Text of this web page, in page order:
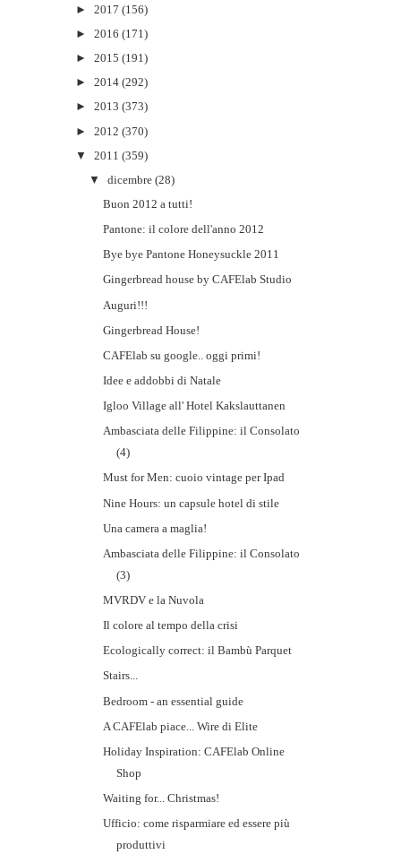
► 2017 (156)
► 2016 (171)
► 2015 (191)
► 2014 (292)
► 2013 (373)
► 2012 (370)
▼
2011 (359)
▼
dicembre (28)
Buon 2012 a tutti!
Pantone: il colore dell'anno 2012
Bye bye Pantone Honeysuckle 2011
Gingerbread house by CAFElab Studio
Auguri!!!
Gingerbread House!
CAFElab su google.. oggi primi!
Idee e addobbi di Natale
Igloo Village all' Hotel Kakslauttanen
Ambasciata delle Filippine: il Consolato
(4)
Must for Men: cuoio vintage per Ipad
Nine Hours: un capsule hotel di stile
Una camera a maglia!
Ambasciata delle Filippine: il Consolato
(3)
MVRDV e la Nuvola
Il colore al tempo della crisi
Ecologically correct: il Bambù Parquet
Stairs...
Bedroom - an essential guide
A CAFElab piace... Wire di Elite
Holiday Inspiration: CAFElab Online
Shop
Waiting for... Christmas!
Ufficio: come risparmiare ed essere più
produttivi